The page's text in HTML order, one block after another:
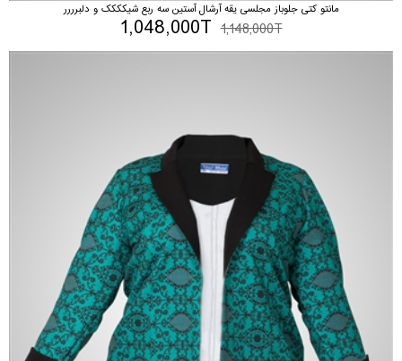
مانتو کتی جلوباز مجلسی یقه آرشال آستین سه ربع شیکککک و دلبرررر
1,148,000T
1,048,000T